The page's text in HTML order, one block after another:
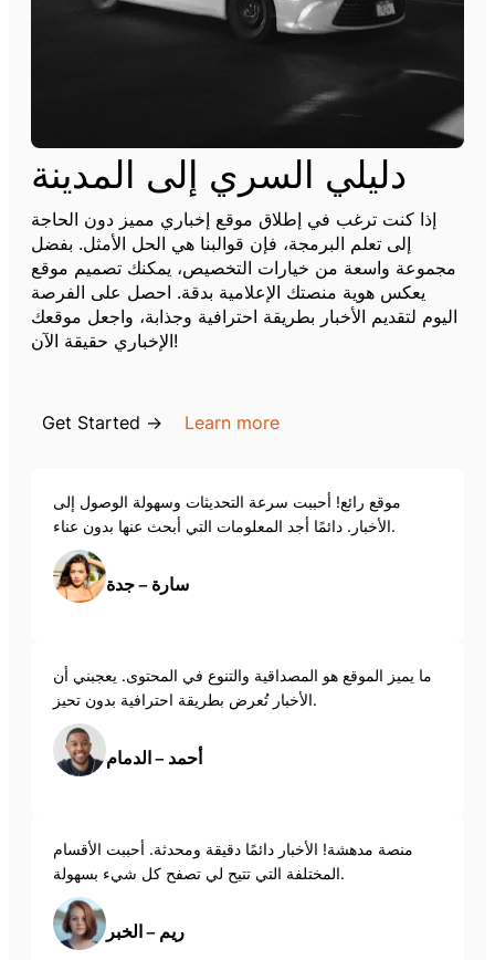
دليلي السري إلى المدينة
إذا كنت ترغب في إطلاق موقع إخباري مميز دون الحاجة
إلى تعلم البرمجة، فإن قوالبنا هي الحل الأمثل. بفضل
مجموعة واسعة من خيارات التخصيص، يمكنك تصميم موقع
يعكس هوية منصتك الإعلامية بدقة. احصل على الفرصة
اليوم لتقديم الأخبار بطريقة احترافية وجذابة، واجعل موقعك
الإخباري حقيقة الآن!
Get Started → Learn more
موقع رائع! أحببت سرعة التحديثات وسهولة الوصول إلى
الأخبار. دائمًا أجد المعلومات التي أبحث عنها بدون عناء.
سارة – جدة
ما يميز الموقع هو المصداقية والتنوع في المحتوى. يعجبني أن
الأخبار تُعرض بطريقة احترافية بدون تحيز.
أحمد – الدمام
منصة مدهشة! الأخبار دائمًا دقيقة ومحدثة. أحببت الأقسام
المختلفة التي تتيح لي تصفح كل شيء بسهولة.
ريم – الخبر